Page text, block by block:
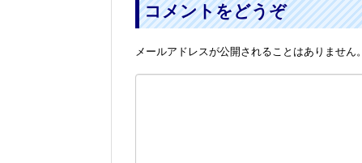
コメントをどうぞ
メールアドレスが公開されることはありません。